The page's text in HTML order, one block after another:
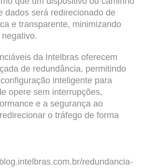
dados será redirecionado de
e transparente, minimizando
da Intelbras oferecem
de redundância, permitindo
inteligente para
opere sem interrupções,
e a segurança ao
o tráfego de forma
redundancia-